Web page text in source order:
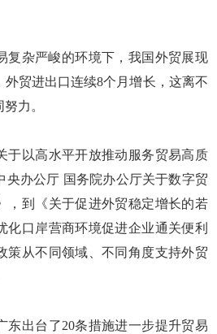
杂严峻的环境下，我国外贸展现
外贸进出口连续8个月增长，这离不
力。
以高水平开放推动服务贸易高质
央办公厅 国务院办公厅关于数字贸
，到《关于促进外贸稳定增长的若
化口岸营商环境促进企业通关便利
策从不同领域、不同角度支持外贸
出台了20条措施进一步提升贸易